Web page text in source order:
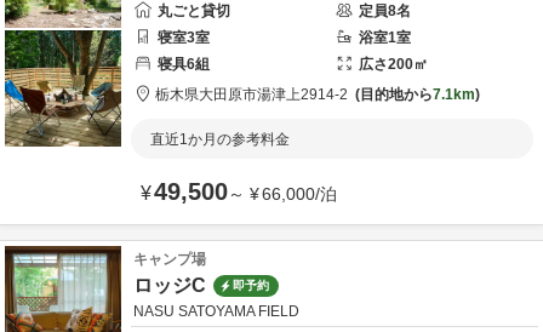
丸ごと貸切
定員8名
寝室3室 浴室1室
寝具6組 広さ200㎡
栃木県大田原市湯津上2914-2 目的地から7.1km
直近1か月の参考料金
¥49,500～ ¥66,000/泊
キャンプ場
ロッジC 即予約
NASU SATOYAMA FIELD